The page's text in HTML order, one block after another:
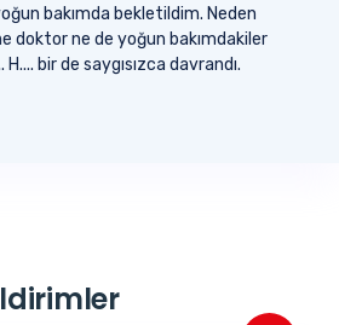
bakımda bekletildim. Neden
doktor ne de yoğun bakımdakiler
bir de saygısızca davrandı.